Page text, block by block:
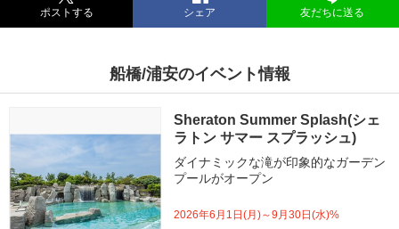
ポストする シェア 友だちに送る
船橋/浦安のイベント情報
Sheraton Summer Splash(シェ
ラトン サマー スプラッシュ)
ダイナミックな滝が印象的なガーデン
プールがオープン
2026年6月1日(月)～9月30日(水)%